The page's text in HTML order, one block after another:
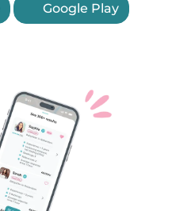
Google Play